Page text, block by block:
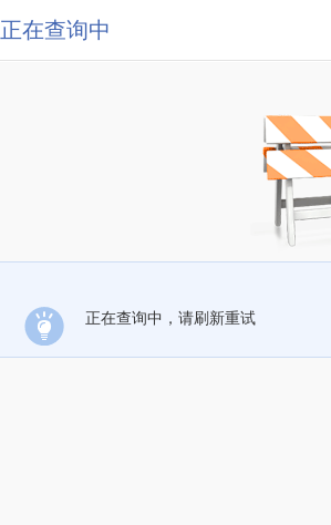
正在查询中
正在查询中，请刷新重试